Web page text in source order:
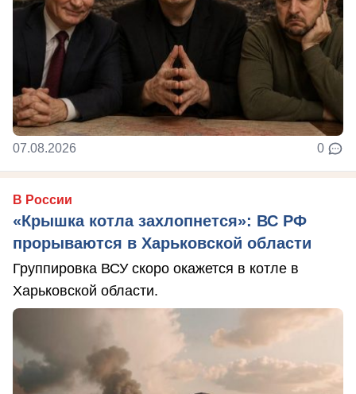
07.08.2026 0
В России
«Крышка котла захлопнется»: ВС РФ
прорываются в Харьковской области
Группировка ВСУ скоро окажется в котле в
Харьковской области.